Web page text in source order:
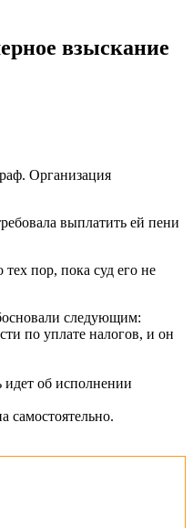
взыскание
Организация
выплатить ей пени
пор, пока суд его не
следующим:
по уплате налогов, и он
об исполнении
самостоятельно.